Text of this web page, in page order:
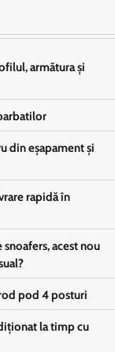
armătura și
din eșapament și
rapidă în
acest nou
pod 4 posturi
la timp cu